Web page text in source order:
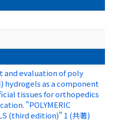
and evaluation of poly
hydrogels as a component
tissues for orthopedics
"POLYMERIC
(third edition)" 1 (共著)